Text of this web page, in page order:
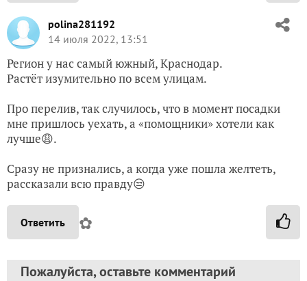
polina281192
14 июля 2022, 13:51
Регион у нас самый южный, Краснодар.
Растёт изумительно по всем улицам.
Про перелив, так случилось, что в момент посадки
мне пришлось уехать, а «помощники» хотели как
лучше😩.
Сразу не признались, а когда уже пошла желтеть,
рассказали всю правду😒
Ответить ✿
Пожалуйста, оставьте комментарий